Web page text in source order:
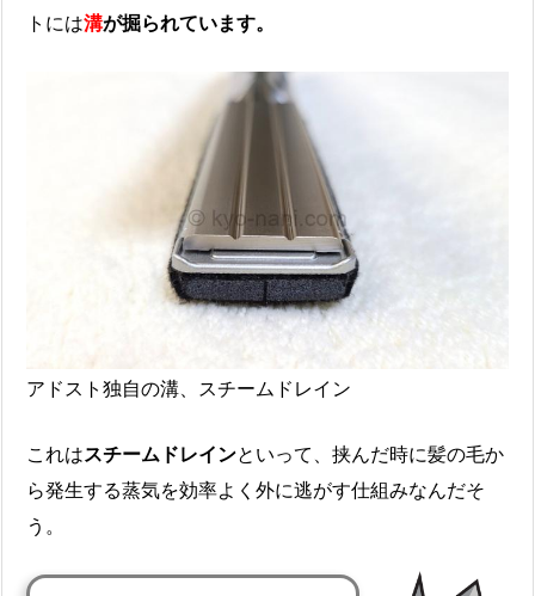
トには溝が掘られています。
アドスト独自の溝、スチームドレイン
これはスチームドレインといって、挟んだ時に髪の毛か
ら発生する蒸気を効率よく外に逃がす仕組みなんだそ
う。